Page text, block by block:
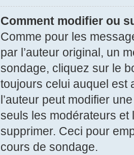
Comment modifier ou
Comme pour les
par l’auteur original, un
sondage, cliquez sur le
toujours celui auquel est
l’auteur peut modifier
seuls les modérateurs et
supprimer. Ceci pour
cours de sondage.